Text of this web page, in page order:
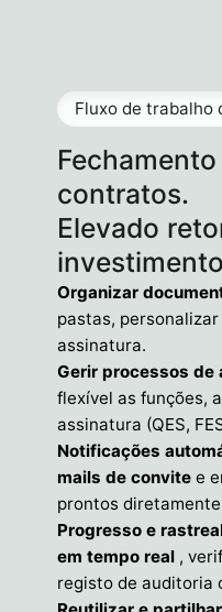
contratos.
Elevado
Fluxo de trabalho
Organizar
pastas,
assinatura.
Gerir processos de
flexível as funções,
assinatura (QES,
Notificações
mails de convite e
prontos
Progresso e
em tempo real ,
registo de auditoria